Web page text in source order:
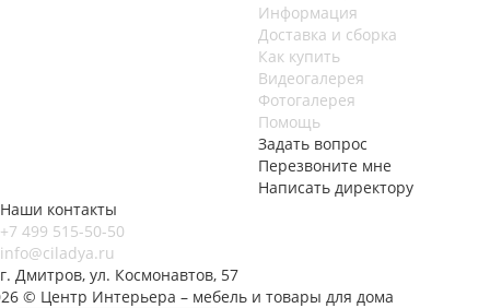
Информация
Доставка и сборка
Как купить
Видеогалерея
Фотогалерея
Помощь
Задать вопрос
Перезвоните мне
Написать директору
Наши контакты
+7 499 515-50-50
info@ciladya.ru
г. Дмитров, ул. Космонавтов, 57
© Центр Интерьера – мебель и товары для дома